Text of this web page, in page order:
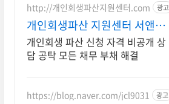
http://개인회생파산지원센터.com 광고
개인회생파산 지원센터 서앤율
빚탕감 모든 부채 해결
개인회생 파산 신청 자격 비공개 상
담 공탁 모든 채무 부채 해결
https://blog.naver.com/jcl9031 광고